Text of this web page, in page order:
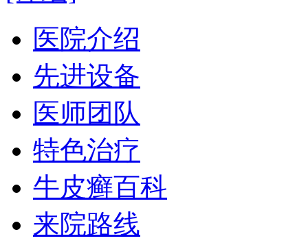
医院介绍
先进设备
医师团队
特色治疗
牛皮癣百科
来院路线